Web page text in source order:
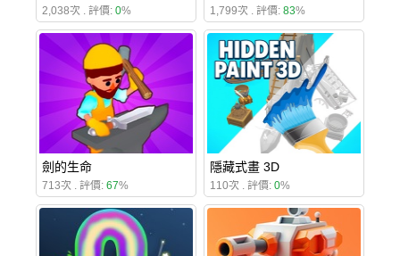
2,038次 . 評價: 0% 1,799次 . 評價: 83%
劍的生命
713次 . 評價: 67%
隱藏式畫 3D
110次 . 評價: 0%